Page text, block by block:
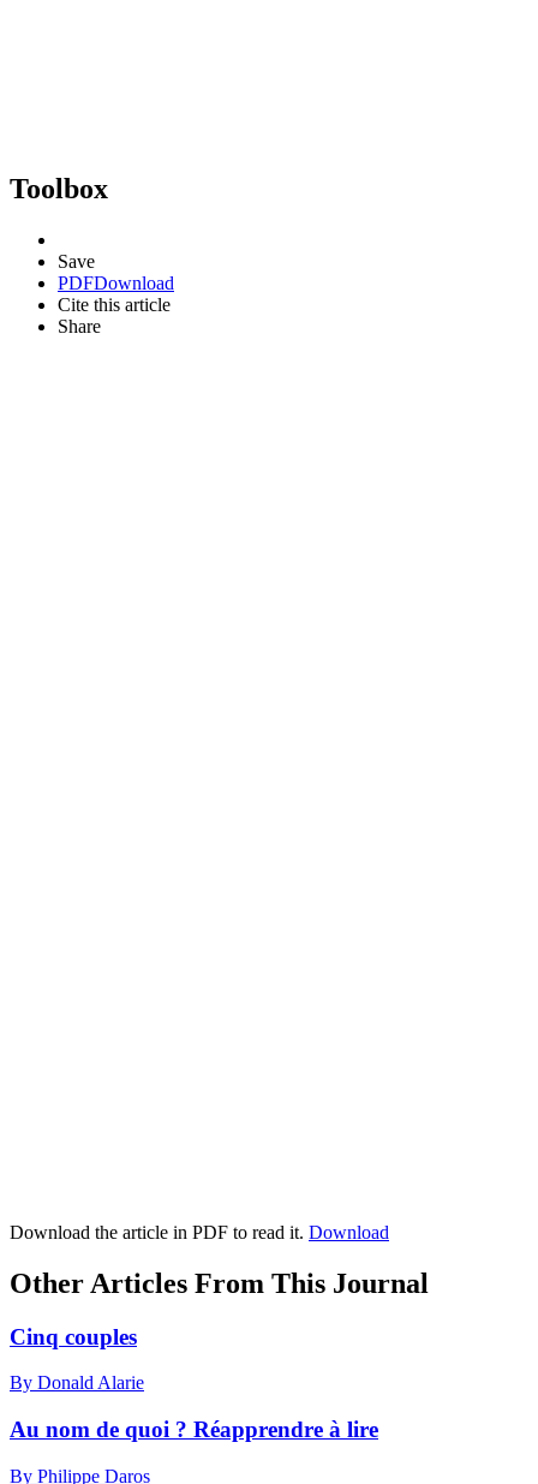
Toolbox
Save
PDFDownload
Cite this article
Share
Download the article in PDF to read it. Download
Other Articles From This Journal
Cinq couples
By Donald Alarie
Au nom de quoi ? Réapprendre à lire
By Philippe Daros